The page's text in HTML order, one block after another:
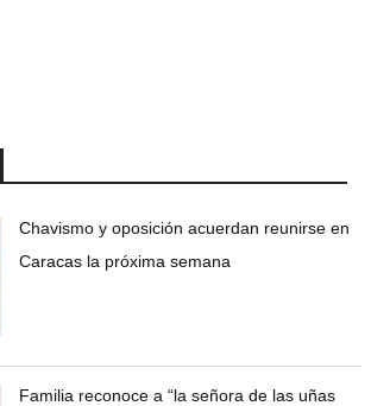
Chavismo y oposición acuerdan reunirse en
Caracas la próxima semana
Familia reconoce a “la señora de las uñas